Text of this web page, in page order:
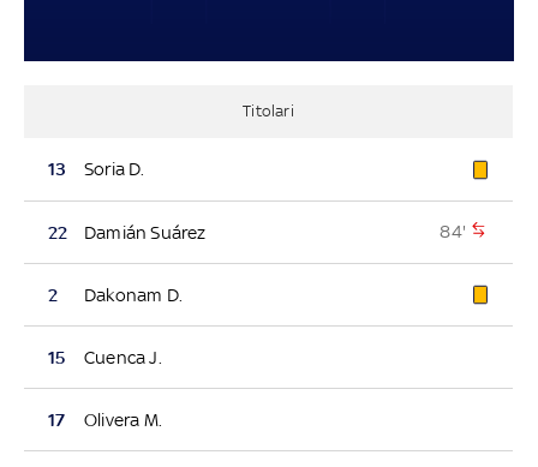
Titolari
13 Soria D.
22 Damián Suárez 84'
2 Dakonam D.
15 Cuenca J.
17 Olivera M.